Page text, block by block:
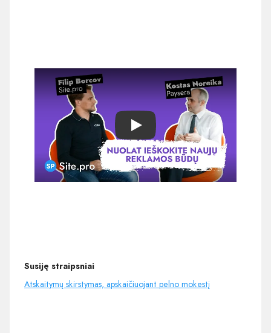
Play
Susiję straipsniai
Atskaitymų skirstymas, apskaičiuojant pelno mokestį